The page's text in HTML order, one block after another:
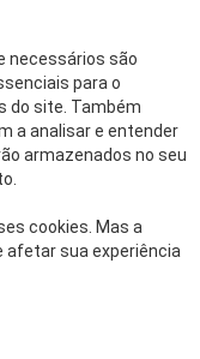
necessários são
para o
do site. Também
a analisar e entender
armazenados no seu
cookies. Mas a
afetar sua experiência